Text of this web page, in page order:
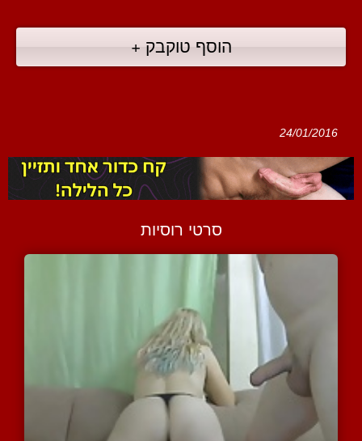
הוסף טוקבק +
24/01/2016
סרטי רוסיות